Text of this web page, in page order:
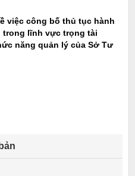
việc công bố thủ tục hành
lĩnh vực trọng tài
năng quản lý của Sở Tư